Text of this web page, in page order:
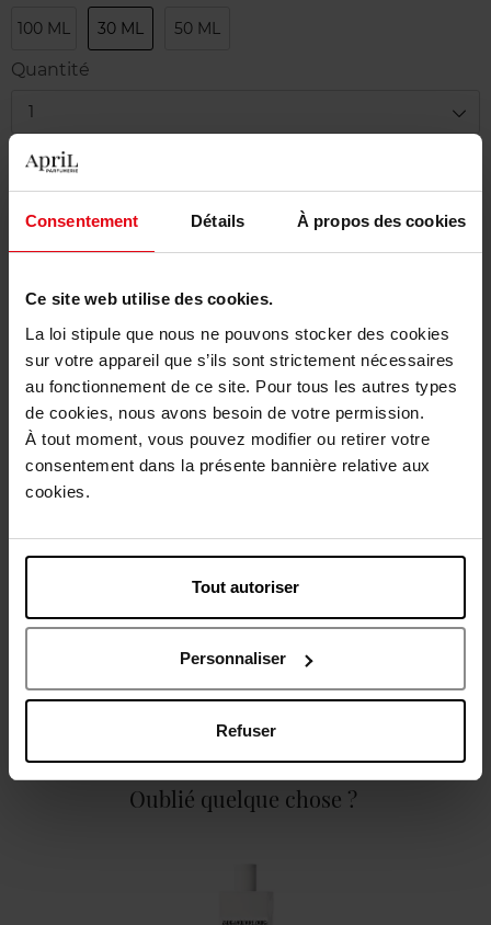
Consentement Détails À propos des cookies
Ce site web utilise des cookies.
La loi stipule que nous ne pouvons stocker des cookies
sur votre appareil que s’ils sont strictement nécessaires
au fonctionnement de ce site. Pour tous les autres types
de cookies, nous avons besoin de votre permission.
À tout moment, vous pouvez modifier ou retirer votre
consentement dans la présente bannière relative aux
cookies.
Tout autoriser
Personnaliser
Refuser
100 ML 30 ML 50 ML
Quantité
1
Livraison
Livraison gratuite à partir de 50€
Retour gratuit dans votre magasin
Description
Caractéristiques
Avis client Politique relative aux avis des clients
Oublié quelque chose ?